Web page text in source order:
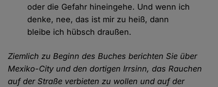
oder die Gefahr hineingehe. Und wenn ich
denke, nee, das ist mir zu heiß, dann
bleibe ich hübsch draußen.
Ziemlich zu Beginn des Buches berichten Sie über
Mexiko-City und den dortigen Irrsinn, das Rauchen
auf der Straße verbieten zu wollen und auf der